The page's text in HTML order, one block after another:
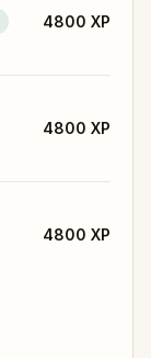
4800 XP
4800 XP
4800 XP